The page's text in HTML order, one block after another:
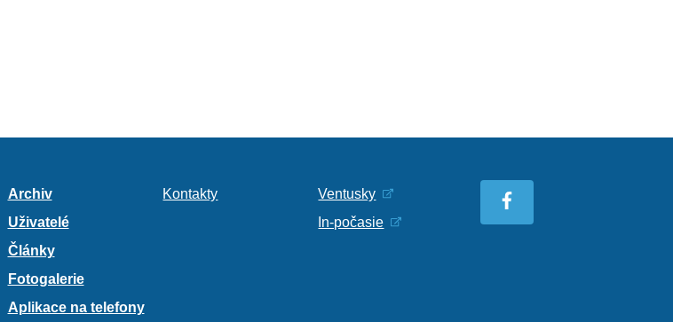
Archiv
Uživatelé
Články
Fotogalerie
Aplikace na telefony
Kontakty
Ventusky
In-počasie